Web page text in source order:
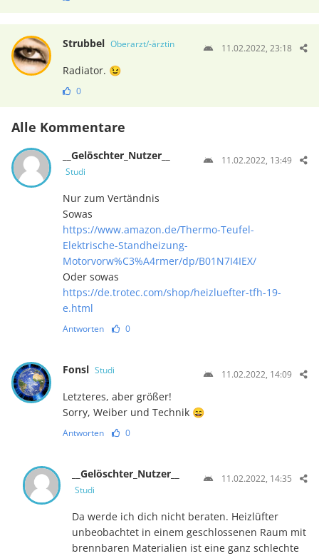
Strubbel Oberarzt/-ärztin 11.02.2022, 23:18
Radiator. 😉
0
Alle Kommentare
__Gelöschter_Nutzer__
Studi
11.02.2022, 13:49
Nur zum Vertändnis
Sowas
https://www.amazon.de/Thermo-Teufel-
Elektrische-Standheizung-
Motorvorw%C3%A4rmer/dp/B01N7I4IEX/
Oder sowas
https://de.trotec.com/shop/heizluefter-tfh-19-
e.html
Antworten 0
Fonsl Studi 11.02.2022, 14:09
Letzteres, aber größer!
Sorry, Weiber und Technik 😄
Antworten 0
__Gelöschter_Nutzer__
Studi
11.02.2022, 14:35
Da werde ich dich nicht beraten. Heizlüfter
unbeobachtet in einem geschlossenen Raum mit
brennbaren Materialien ist eine ganz schlechte